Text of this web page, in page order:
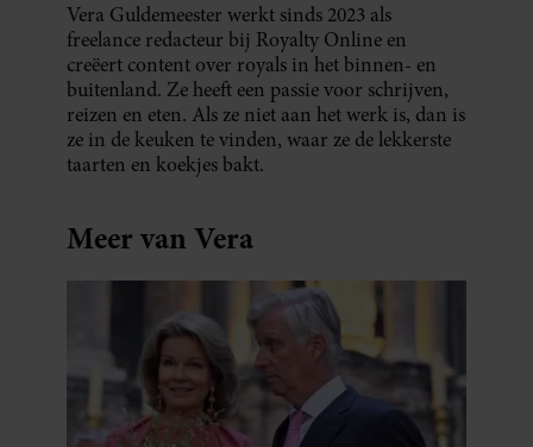
Vera Guldemeester werkt sinds 2023 als
freelance redacteur bij Royalty Online en
creëert content over royals in het binnen- en
buitenland. Ze heeft een passie voor schrijven,
reizen en eten. Als ze niet aan het werk is, dan is
ze in de keuken te vinden, waar ze de lekkerste
taarten en koekjes bakt.
Meer van Vera